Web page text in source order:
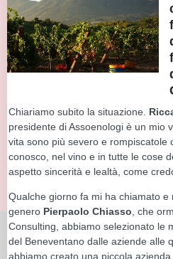
Chiariamo subito la situazione.
presidente di Assoenologi è un mio
vita sono più severo e rompiscatole
conosco, nel vino e in tutte le cose
aspetto sincerità e lealtà, come
Qualche giorno fa mi ha chiamato e
genero Pierpaolo Chiasso , che
Consulting, abbiamo selezionato le
del Beneventano dalle aziende alle
abbiamo creato una piccola azienda,